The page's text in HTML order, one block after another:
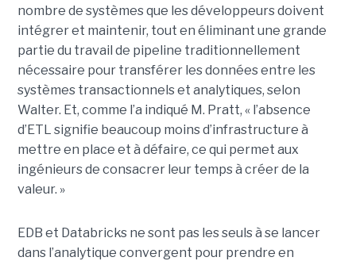
nombre de systèmes que les développeurs doivent
intégrer et maintenir, tout en éliminant une grande
partie du travail de pipeline traditionnellement
nécessaire pour transférer les données entre les
systèmes transactionnels et analytiques, selon
Walter. Et, comme l’a indiqué M. Pratt, « l’absence
d’ETL signifie beaucoup moins d’infrastructure à
mettre en place et à défaire, ce qui permet aux
ingénieurs de consacrer leur temps à créer de la
valeur. »
EDB et Databricks ne sont pas les seuls à se lancer
dans l’analytique convergent pour prendre en